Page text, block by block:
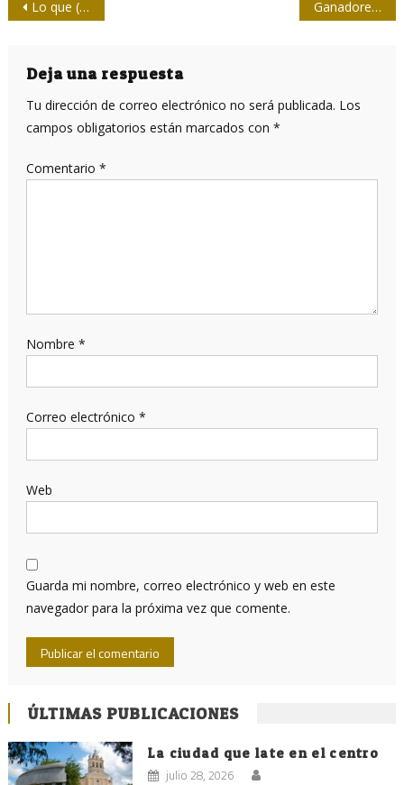
Navegación
entradas
Lo que (quizás) no sabías de “Insumisas”, el filme de Fernando Pérez y Laura Cazador Ganadores del Concurso Nacional de Periodismo Deportivo González Barros
Deja una respuesta
Tu dirección de correo electrónico no será publicada. Los
campos obligatorios están marcados con *
Comentario *
Nombre *
Correo electrónico *
Web
Guarda mi nombre, correo electrónico y web en este
navegador para la próxima vez que comente.
ÚLTIMAS PUBLICACIONES
La ciudad que late en el centro
julio 28, 2026